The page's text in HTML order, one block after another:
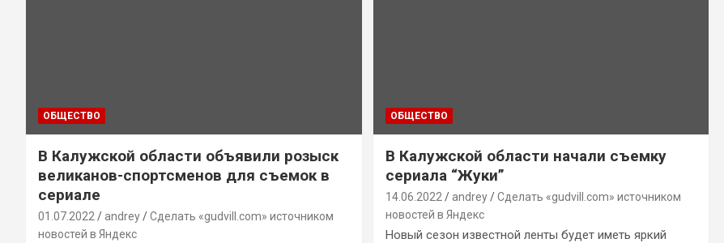
ОБЩЕСТВО
В Калужской области объявили розыск
великанов-спортсменов для съемок в
сериале
01.07.2022 andrey
Сделать «gudvill.com» источником
новостей в Яндекс
ОБЩЕСТВО
В Калужской области начали съемку
сериала “Жуки”
14.06.2022 andrey
Сделать «gudvill.com» источником
новостей в Яндекс
Новый сезон известной ленты будет иметь яркий